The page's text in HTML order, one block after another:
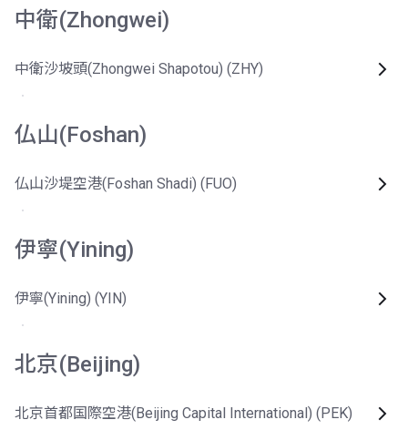
中衛(Zhongwei)
中衛沙坡頭(Zhongwei Shapotou) (ZHY)
仏山(Foshan)
仏山沙堤空港(Foshan Shadi) (FUO)
伊寧(Yining)
伊寧(Yining) (YIN)
北京(Beijing)
北京首都国際空港(Beijing Capital International) (PEK)